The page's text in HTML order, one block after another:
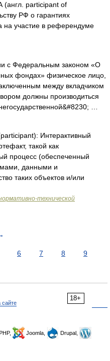
participant of
РФ о гарантиях
на участие в референдуме
с Федеральным законом «О
фондах» физическое лицо,
между вкладчиком
должны производиться
…
Интерактивный
такой как
процесс (обеспеченный
данными и
таких объектов и/или
технической
6 7 8
9
18+
сайте
Joomla,
Drupal,